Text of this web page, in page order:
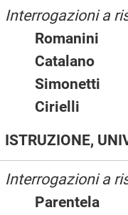
Interrogazioni a
Romanini
Catalano
Cirielli
ISTRUZIONE,
Interrogazioni a